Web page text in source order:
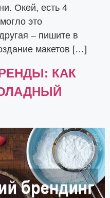
Окей, есть 4
это
– пишите в
макетов […]
КАК